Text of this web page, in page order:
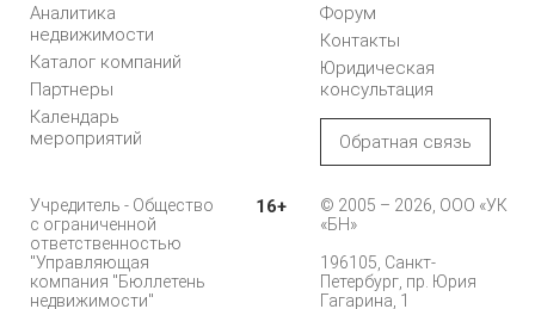
Аналитика
недвижимости
Каталог компаний
Партнеры
Календарь
мероприятий
Форум
Контакты
Юридическая
консультация
Обратная связь
Учредитель - Общество
с ограниченной
ответственностью
"Управляющая
компания "Бюллетень
недвижимости"
16+
© 2005 – 2026, ООО «УК
«БН»
196105, Санкт-
Петербург, пр. Юрия
Гагарина, 1